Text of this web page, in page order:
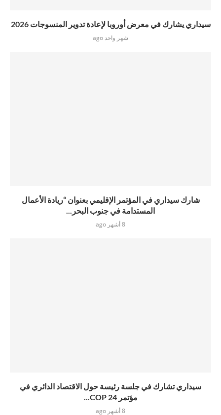
سيداري يشارك في معرض أوروبا لإعادة تدوير المنسوجات 2026
شهر واحد ago
شارك سيداري في المؤتمر الإقليمي بعنوان “ريادة الأعمال
المستدامة في جنوب البحر...
8 أشهر ago
سيداري تشارك في جلسة رئيسة حول الاقتصاد الدائري في
مؤتمر COP 24...
8 أشهر ago